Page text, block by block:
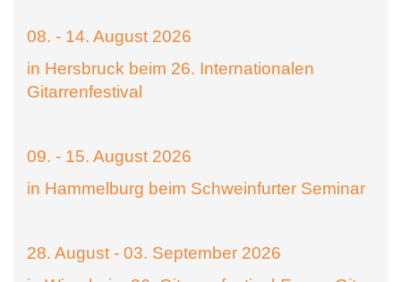
08. - 14. August 2026
in Hersbruck beim 26. Internationalen
Gitarrenfestival
09. - 15. August 2026
in Hammelburg beim Schweinfurter Seminar
28. August - 03. September 2026